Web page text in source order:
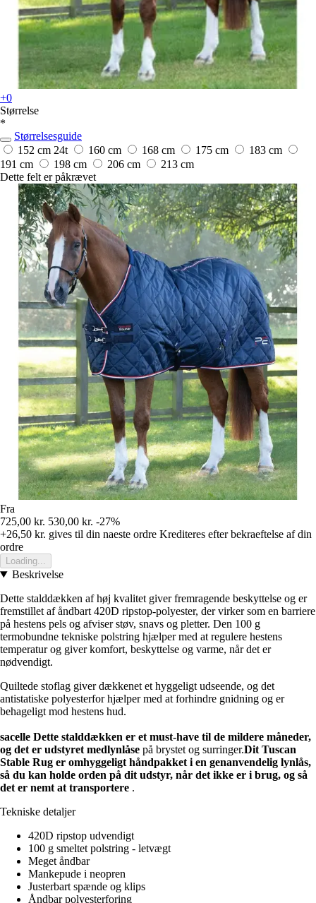
+0
Størrelse
*
Størrelsesguide
152 cm 24t 160 cm 168 cm 175 cm
183 cm
191 cm
198 cm 206 cm
213 cm
Dette felt er påkrævet
Fra
725,00 kr. 530,00 kr. -27%
+26,50 kr. gives til din naeste ordre Krediteres efter bekraeftelse af din
ordre
Loading...
Beskrivelse
Dette stalddækken af høj kvalitet giver fremragende beskyttelse og er
fremstillet af åndbart 420D ripstop-polyester, der virker som en barriere
på hestens pels og afviser støv, snavs og pletter. Den 100 g
termobundne tekniske polstring hjælper med at regulere hestens
temperatur og giver komfort, beskyttelse og varme, når det er
nødvendigt.
Quiltede stoflag giver dækkenet et hyggeligt udseende, og det
antistatiske polyesterfor hjælper med at forhindre gnidning og er
behageligt mod hestens hud.
sacelle Dette stalddækken er et must-have til de mildere måneder,
og det er udstyret medlynlåse på brystet og surringer.Dit Tuscan
Stable Rug er omhyggeligt håndpakket i en genanvendelig lynlås,
så du kan holde orden på dit udstyr, når det ikke er i brug, og så
det er nemt at transportere .
Tekniske detaljer
420D ripstop udvendigt
100 g smeltet polstring - letvægt
Meget åndbar
Mankepude i neopren
Justerbart spænde og klips
Åndbar polyesterforing